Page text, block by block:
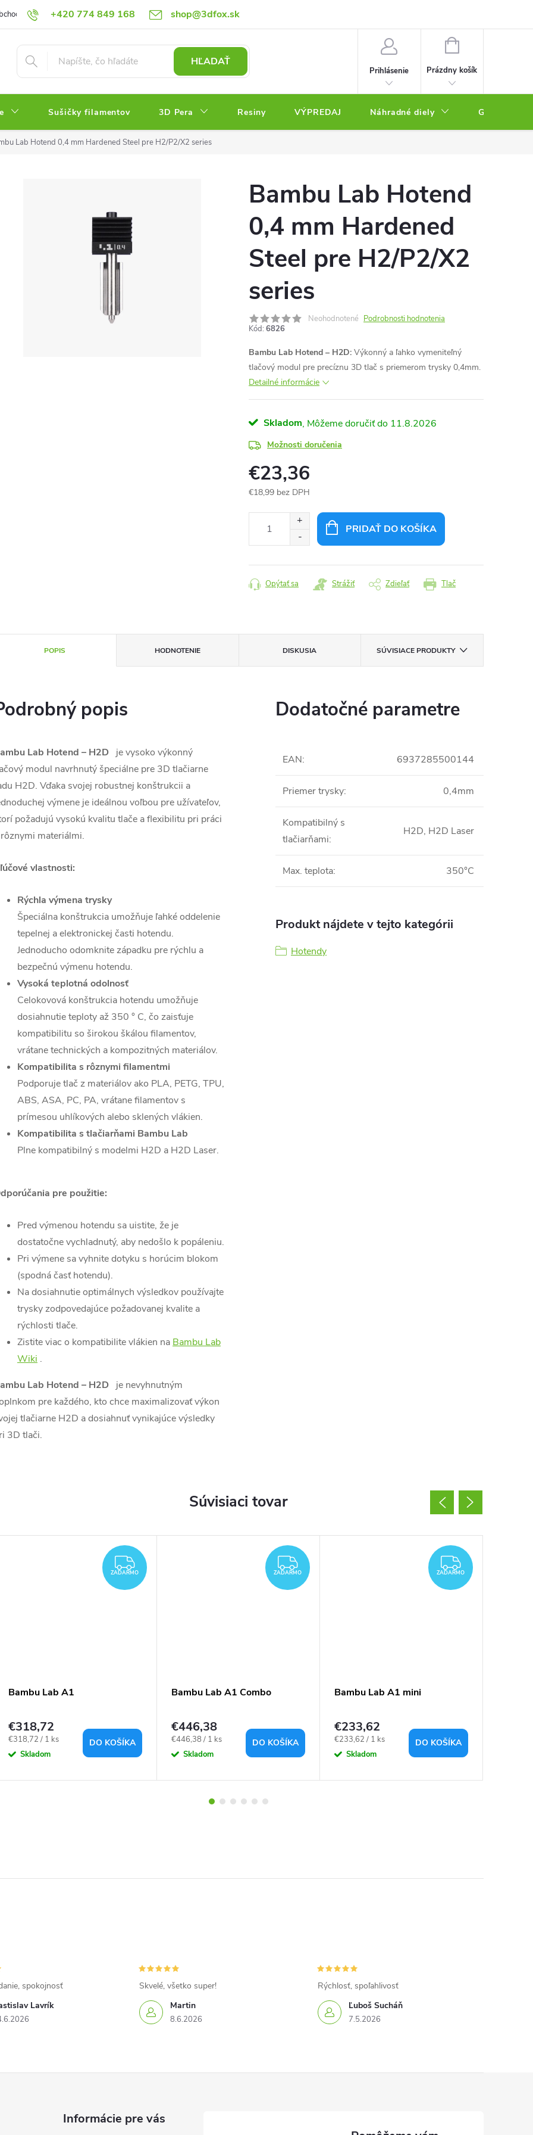
+420 774 849 168 shop@3dfox.sk
podmienky Podmienky ochrany osobných údajov
HĽADAŤ
Prihlásenie
NÁKUPNÝ
Prázdny košík
Sušičky filamentov 3D Pera Resiny VÝPREDAJ Náhradné diely
Lab Hotend 0,4 mm Hardened Steel pre H2/P2/X2 series
Bambu Lab Hotend
0,4 mm Hardened
Steel pre H2/P2/X2
series
Neohodnotené Podrobnosti hodnotenia
Kód: 6826
Bambu Lab Hotend – H2D: Výkonný a ľahko vymeniteľný
tlačový modul pre precíznu 3D tlač s priemerom trysky 0,4mm.
Detailné informácie
Skladom 11.8.2026
Možnosti doručenia
€23,36
€18,99 bez DPH
PRIDAŤ DO KOŠÍKA
Tlač
Opýtať sa Strážiť Zdieľať
POPIS HODNOTENIE DISKUSIA SÚVISIACE PRODUKTY
popis
Lab Hotend – H2D je vysoko výkonný
modul navrhnutý špeciálne pre 3D tlačiarne
H2D. Vďaka svojej robustnej konštrukcii a
výmene je ideálnou voľbou pre užívateľov,
požadujú vysokú kvalitu tlače a flexibilitu pri práci
materiálmi.
vlastnosti:
Rýchla výmena trysky
Špeciálna konštrukcia umožňuje ľahké oddelenie
tepelnej a elektronickej časti hotendu.
Jednoducho odomknite západku pre rýchlu a
bezpečnú výmenu hotendu.
Vysoká teplotná odolnosť
Celokovová konštrukcia hotendu umožňuje
dosiahnutie teploty až 350 ° C, čo zaisťuje
kompatibilitu so širokou škálou filamentov,
vrátane technických a kompozitných materiálov.
Kompatibilita s rôznymi filamentmi
Podporuje tlač z materiálov ako PLA, PETG, TPU,
ABS, ASA, PC, PA, vrátane filamentov s
prímesou uhlíkových alebo sklených vlákien.
Kompatibilita s tlačiarňami Bambu Lab
Plne kompatibilný s modelmi H2D a H2D Laser.
pre použitie:
Pred výmenou hotendu sa uistite, že je
dostatočne vychladnutý, aby nedošlo k popáleniu.
Pri výmene sa vyhnite dotyku s horúcim blokom
(spodná časť hotendu).
Na dosiahnutie optimálnych výsledkov používajte
trysky zodpovedajúce požadovanej kvalite a
rýchlosti tlače.
Zistite viac o kompatibilite vlákien na Bambu Lab
Wiki .
Lab Hotend – H2D je nevyhnutným
pre každého, kto chce maximalizovať výkon
tlačiarne H2D a dosiahnuť vynikajúce výsledky
3D tlači.
Dodatočné parametre
EAN: 6937285500144
Priemer trysky: 0,4mm
Kompatibilný s
tlačiarňami:
H2D, H2D Laser
Max. teplota: 350°C
Produkt nájdete v tejto kategórii
Hotendy
Súvisiaci tovar
ZADARMO
ZADARMO
Bambu Lab A1
€318,72
Jednotková
cena:
€318,72 / 1 ks
Skladom
DO KOŠÍKA
ZADARMO
ZADARMO
Bambu Lab A1 Combo
€446,38
Jednotková
cena:
€446,38 / 1 ks
Skladom
DO KOŠÍKA
ZADARMO
ZADARMO
Bambu Lab A1 mini
€233,62
Jednotková
cena:
€233,62 / 1 ks
Skladom
DO KOŠÍKA
Lavrík
spokojnosť
Martin
8.6.2026
Skvelé, všetko super!
Ľuboš Sucháň
7.5.2026
Rýchlosť, spoľahlivosť
Informácie pre vás